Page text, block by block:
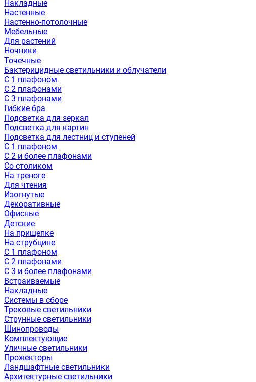
Накладные
Настенные
Настенно-потолочные
Мебельные
Для растений
Ночники
Точечные
Бактерицидные светильники и облучатели
С 1 плафоном
С 2 плафонами
С 3 плафонами
Гибкие бра
Подсветка для зеркал
Подсветка для картин
Подсветка для лестниц и ступеней
С 1 плафоном
С 2 и более плафонами
Со столиком
На треноге
Для чтения
Изогнутые
Декоративные
Офисные
Детские
На прищепке
На струбцине
С 1 плафоном
С 2 плафонами
С 3 и более плафонами
Встраиваемые
Накладные
Системы в сборе
Трековые светильники
Струнные светильники
Шинопроводы
Комплектующие
Уличные светильники
Прожекторы
Ландшафтные светильники
Архитектурные светильники